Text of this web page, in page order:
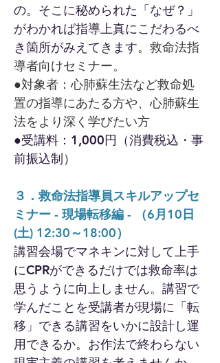
の。そこに秘められた「なぜ？」
がわかれば指導上真にこだわるべ
き箇所がみえてきます。 救命法指
導者向けセミナー。
●対象者：心肺蘇生法など救命処
置の指導にあたる方や、心肺蘇生
法をより深く学びたい方
●受講料：1,000円（消費税込・事
前振込制）
３．救命法指導員スキルアップセ
ミナー - 現場転移編 - （6月10日
(土) 12:30～18:00）
講習会場でマネキンに対して上手
にCPRができるだけでは救命率は
思うように向上しません。講習で
学んだことを受講者が現場に「転
移」できる講習をいかに設計し運
用できるか。お作法で終わらない